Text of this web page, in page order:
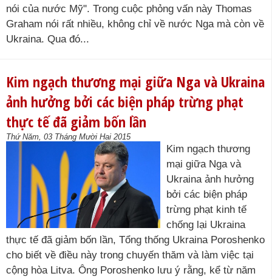
nói của nước Mỹ". Trong cuộc phỏng vấn này Thomas
Graham nói rất nhiều, không chỉ về nước Nga mà còn về
Ukraina. Qua đó...
Kim ngạch thương mại giữa Nga và Ukraina
ảnh hưởng bởi các biện pháp trừng phạt
thực tế đã giảm bốn lần
Thứ Năm, 03 Tháng Mười Hai 2015
Kim ngạch thương
mại giữa Nga và
Ukraina ảnh hưởng
bởi các biện pháp
trừng phạt kinh tế
chống lại Ukraina
thực tế đã giảm bốn lần, Tổng thống Ukraina Poroshenko
cho biết về điều này trong chuyến thăm và làm việc tại
cộng hòa Litva. Ông Poroshenko lưu ý rằng, kể từ năm